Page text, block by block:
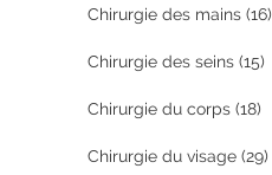
Chirurgie des mains (16)
Chirurgie des seins (15)
Chirurgie du corps (18)
Chirurgie du visage (29)